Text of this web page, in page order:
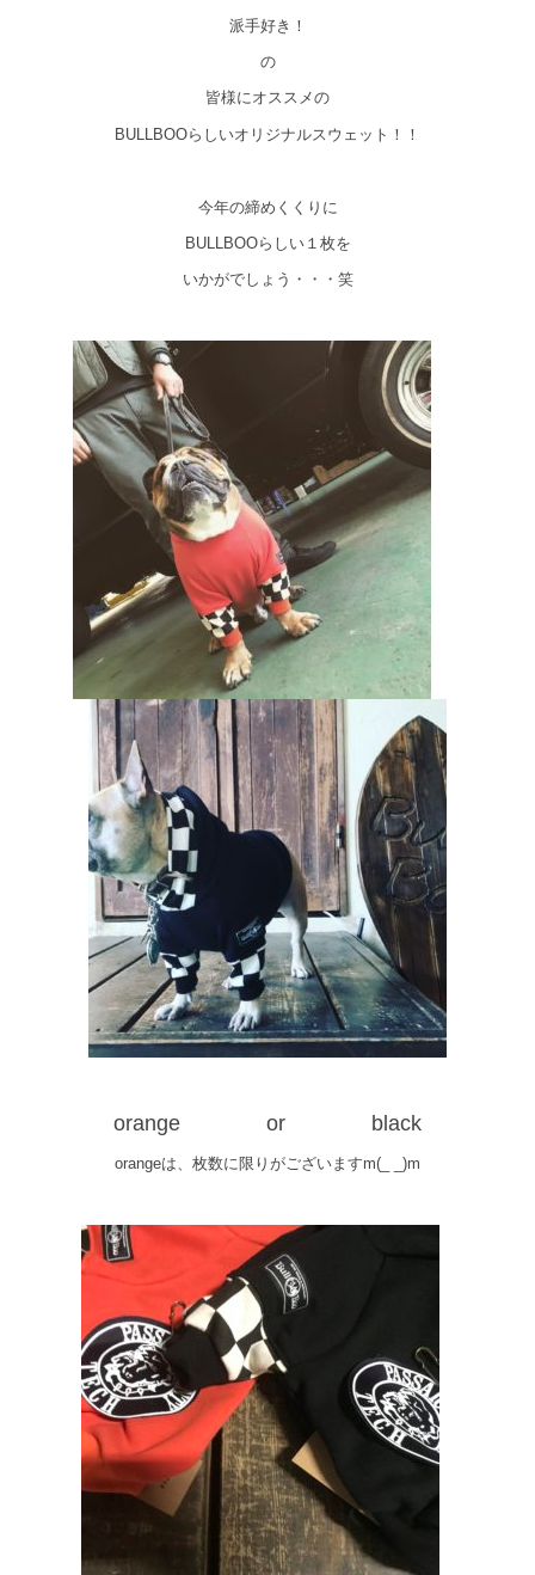
派手好き！
の
皆様にオススメの
BULLBOOらしいオリジナルスウェット！！
今年の締めくくりに
BULLBOOらしい１枚を
いかがでしょう・・・笑
orange or black
orangeは、枚数に限りがございますm(_ _)m